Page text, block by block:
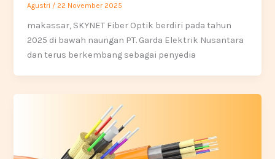
Agustri / 22 November 2025
makassar, SKYNET Fiber Optik berdiri pada tahun
2025 di bawah naungan PT. Garda Elektrik Nusantara
dan terus berkembang sebagai penyedia